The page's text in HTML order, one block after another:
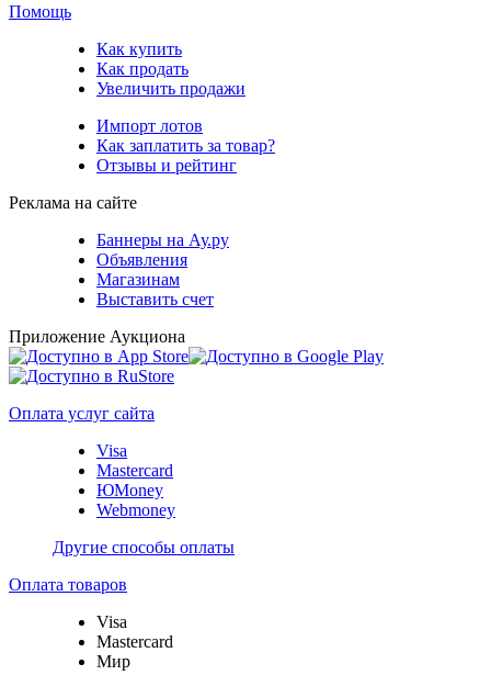
Помощь
Как купить
Как продать
Увеличить продажи
Импорт лотов
Как заплатить за товар?
Отзывы и рейтинг
Реклама на сайте
Баннеры на Ау.ру
Объявления
Магазинам
Выставить счет
Приложение Аукциона
Оплата услуг сайта
Visa
Mastercard
ЮMoney
Webmoney
Другие способы оплаты
Оплата товаров
Visa
Mastercard
Мир